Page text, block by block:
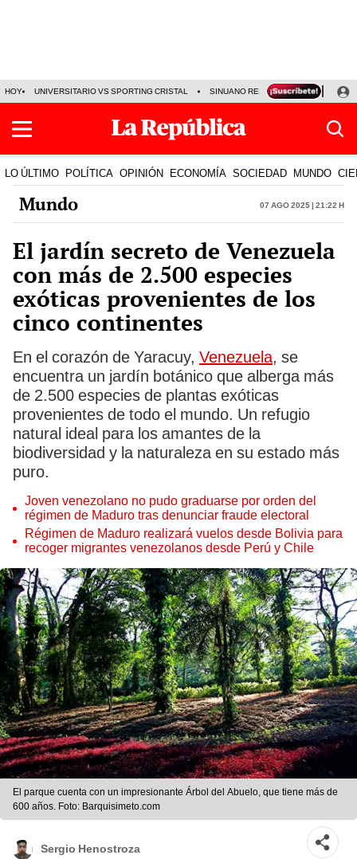
HOY UNIVERSITARIO VS SPORTING CRISTAL SINUANO RESULTADOS HOY
LO ÚLTIMO POLÍTICA OPINIÓN ECONOMÍA SOCIEDAD MUNDO
Mundo 07 Ago 2025 | 21:22 h
El jardín secreto de Venezuela
con más de 2.500 especies
exóticas provenientes de los
cinco continentes
En el corazón de Yaracuy, Venezuela, se
encuentra un jardín botánico que alberga más
de 2.500 especies de plantas exóticas
provenientes de todo el mundo. Un refugio
natural ideal para los amantes de la
biodiversidad y la naturaleza en su estado más
puro.
Joven venezolano no pudo graduarse por orden del
régimen de Maduro tras denunciar fraude electoral
Régimen de Maduro realizará vuelos desde Bolivia para
recoger migrantes venezolanos desde Perú y Chile
El parque cuenta con un impresionante Árbol del Abuelo, que tiene más de
600 años. Foto: Barquisimeto.com
Sergio Henostroza